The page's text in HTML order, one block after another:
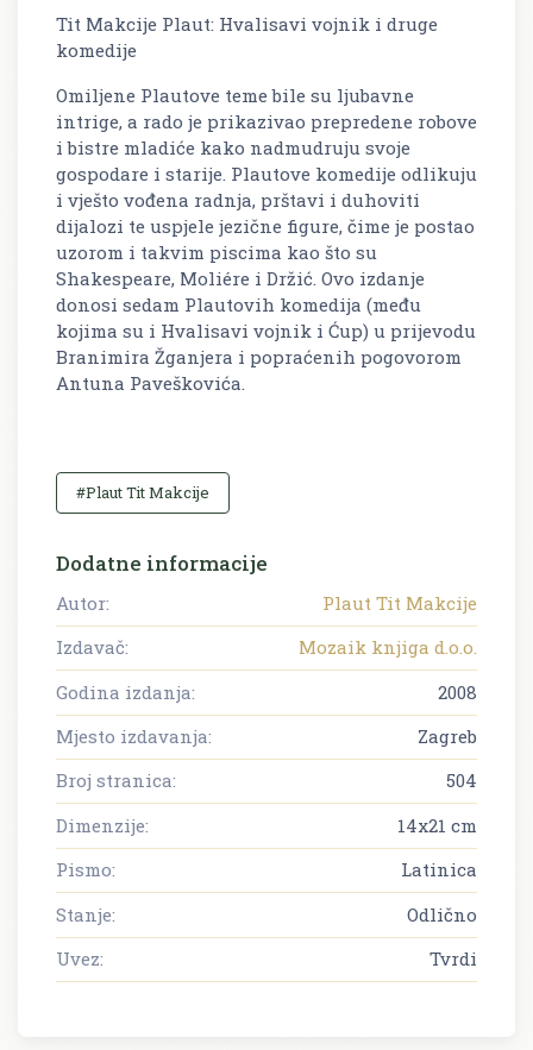
Tit Makcije Plaut: Hvalisavi vojnik i druge
komedije
Omiljene Plautove teme bile su ljubavne
intrige, a rado je prikazivao prepredene robove
i bistre mladiće kako nadmudruju svoje
gospodare i starije. Plautove komedije odlikuju
i vješto vođena radnja, prštavi i duhoviti
dijalozi te uspjele jezične figure, čime je postao
uzorom i takvim piscima kao što su
Shakespeare, Moliére i Držić. Ovo izdanje
donosi sedam Plautovih komedija (među
kojima su i Hvalisavi vojnik i Ćup) u prijevodu
Branimira Žganjera i popraćenih pogovorom
Antuna Paveškovića.
#Plaut Tit Makcije
Dodatne informacije
Autor:
Plaut Tit Makcije
Izdavač:
Mozaik knjiga d.o.o.
Godina izdanja:
2008
Mjesto izdavanja:
Zagreb
Broj stranica:
504
Dimenzije:
14x21 cm
Pismo:
Latinica
Stanje:
Odlično
Uvez:
Tvrdi